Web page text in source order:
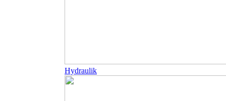
Hydraulik